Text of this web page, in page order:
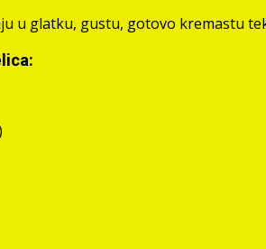
u glatku, gustu, gotovo kremastu